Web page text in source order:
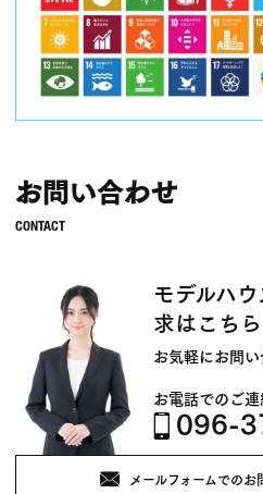
お問い合わせ
モデルハ
求はこちら
お気軽にお問
お電話でのご
096-
メールフォームでの